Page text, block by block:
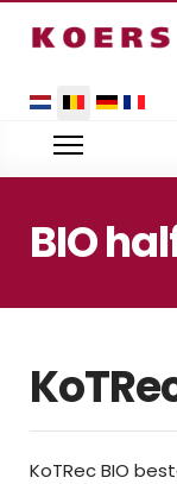
Selecteer uw taal
BIO
KoTRec BIO